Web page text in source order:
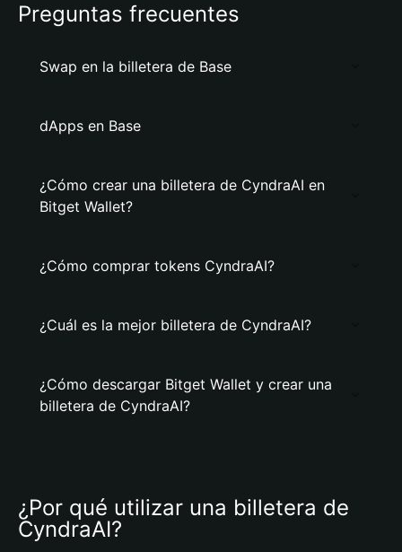
Preguntas frecuentes
Swap en la billetera de Base
dApps en Base
¿Cómo crear una billetera de CyndraAI en
Bitget Wallet?
¿Cómo comprar tokens CyndraAI?
¿Cuál es la mejor billetera de CyndraAI?
¿Cómo descargar Bitget Wallet y crear una
billetera de CyndraAI?
¿Por qué utilizar una billetera de
CyndraAI?